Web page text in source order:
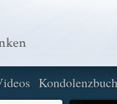
Kondolenzbuch